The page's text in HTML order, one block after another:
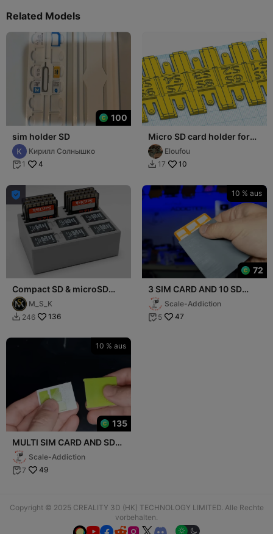
Related Models
100
sim holder SD
Кирилл Солнышко
 1 4
Micro SD card holder for
walletEloufou
 17 10

Compact SD & microSD
Card Holder – 6 SD + 6
microSD Slots
M_S_K
 246 136
10 % aus
72
3 SIM CARD AND 10 SD
CARD HOLDER ( NO
SUPPORTS )
Scale-Addiction
 5 47
10 % aus
135
MULTI SIM CARD AND SD
CARD HOLDER ( NO
SUPPORTS )
Scale-Addiction
 7 49
Copyright © 2025 CREALITY 3D (HK) TECHNOLOGY LIMITED. Alle Rechte
vorbehalten.
   